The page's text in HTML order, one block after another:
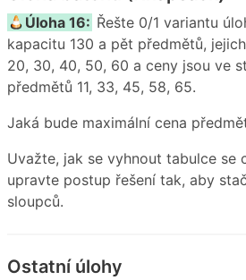
Úloha 16: Řešte 0/1 variantu
kapacitu 130 a pět předmětů,
20, 30, 40, 50, 60 a ceny jsou ve
předmětů 11, 33, 45, 58, 65.
Jaká bude maximální cena
Uvažte, jak se vyhnout tabulce se
upravte postup řešení tak, aby
sloupců.
Ostatní úlohy